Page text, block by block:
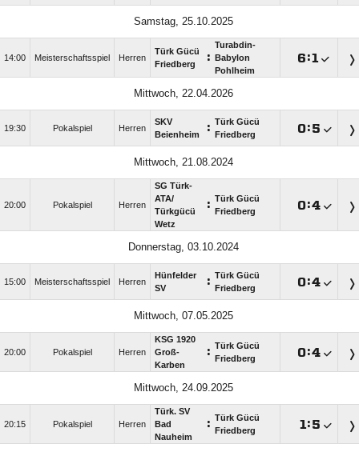
Samstag, 25.10.2025
14:00 Meisterschaftsspiel Herren
Türk Gücü
Friedberg
:
Turabdin-
Babylon
Pohlheim
:
Mittwoch, 22.04.2026
19:30 Pokalspiel Herren
SKV
Beienheim
: Türk Gücü
Friedberg
:
Mittwoch, 21.08.2024
20:00 Pokalspiel Herren
SG Türk-
ATA/​
Türkgücü
Wetz
: Türk Gücü
Friedberg
:
Donnerstag, 03.10.2024
15:00 Meisterschaftsspiel Herren
Hünfelder
SV
: Türk Gücü
Friedberg
:
Mittwoch, 07.05.2025
20:00 Pokalspiel Herren
KSG 1920
Groß-
Karben
: Türk Gücü
Friedberg
:
Mittwoch, 24.09.2025
20:15 Pokalspiel Herren
Türk. SV
Bad
Nauheim
: Türk Gücü
Friedberg
: